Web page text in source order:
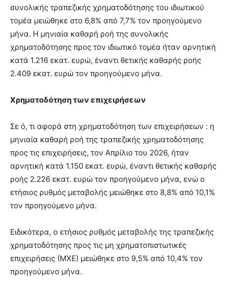
συνολικής τραπεζικής χρηματοδότησης του ιδιωτικού
τομέα μειώθηκε στο 6,8% από 7,7% τον προηγούμενο
μήνα. Η μηνιαία καθαρή ροή της συνολικής
χρηματοδότησης προς τον ιδιωτικό τομέα ήταν αρνητική
κατά 1.216 εκατ. ευρώ, έναντι θετικής καθαρής ροής
2.409 εκατ. ευρώ τον προηγούμενο μήνα.
Χρηματοδότηση των επιχειρήσεων
Σε ό, τι αφορά στη χρηματοδότηση των επιχειρήσεων : η
μηνιαία καθαρή ροή της τραπεζικής χρηματοδότησης
προς τις επιχειρήσεις, τον Απρίλιο του 2026, ήταν
αρνητική κατά 1.150 εκατ. ευρώ, έναντι θετικής καθαρής
ροής 2.226 εκατ. ευρώ τον προηγούμενο μήνα, ενώ ο
ετήσιος ρυθμός μεταβολής μειώθηκε στο 8,8% από 10,1%
τον προηγούμενο μήνα.
Ειδικότερα, ο ετήσιος ρυθμός μεταβολής της τραπεζικής
χρηματοδότησης προς τις μη χρηματοπιστωτικές
επιχειρήσεις (ΜΧΕ) μειώθηκε στο 9,5% από 10,4% τον
προηγούμενο μήνα.